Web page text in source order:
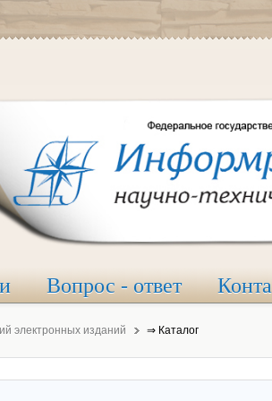
Вопрос - ответ
электронных изданий ⇒ Каталог